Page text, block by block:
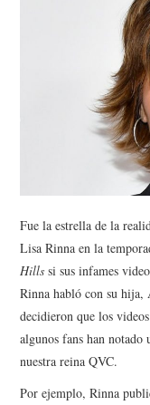
TECHNOLOGY
Fue la estrella de la
Lisa Rinna en la
Hills si sus infames
Rinna habló con su hija,
decidieron que los
algunos fans han
nuestra reina QVC.
Por ejemplo, Rinna